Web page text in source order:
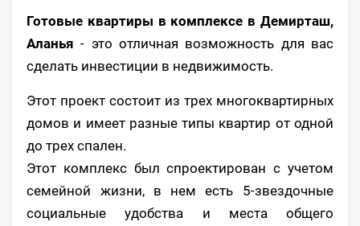
Готовые квартиры в комплексе в Демирташ,
Аланья - это отличная возможность для вас
сделать инвестиции в недвижимость.
Этот проект состоит из трех многоквартирных
домов и имеет разные типы квартир от одной
до трех спален.
Этот комплекс был спроектирован с учетом
семейной жизни, в нем есть 5-звездочные
социальные удобства и места общего